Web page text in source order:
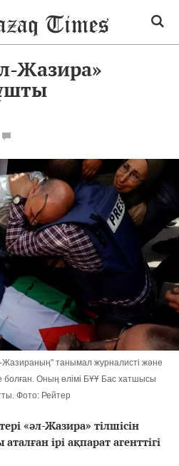
Жазира»
танымал журналисті және
болған. Оның өлімі БҰҰ Бас хатшысы
Фото: Рейтер
«әл-Жазира» тілшісін
ірі ақпарат агенттігі